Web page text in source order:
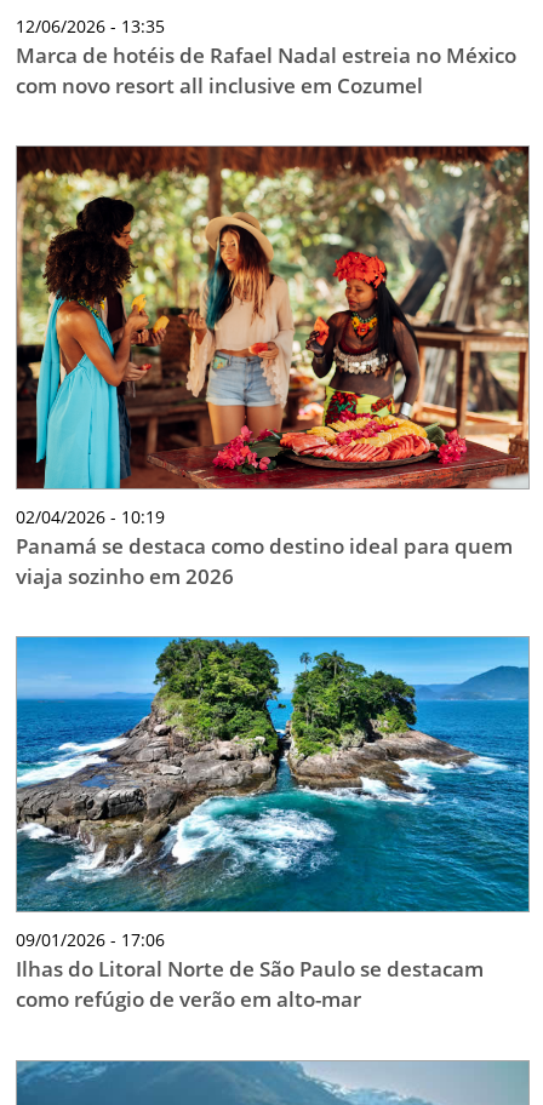
12/06/2026 - 13:35
Marca de hotéis de Rafael Nadal estreia no México
com novo resort all inclusive em Cozumel
02/04/2026 - 10:19
Panamá se destaca como destino ideal para quem
viaja sozinho em 2026
09/01/2026 - 17:06
Ilhas do Litoral Norte de São Paulo se destacam
como refúgio de verão em alto-mar